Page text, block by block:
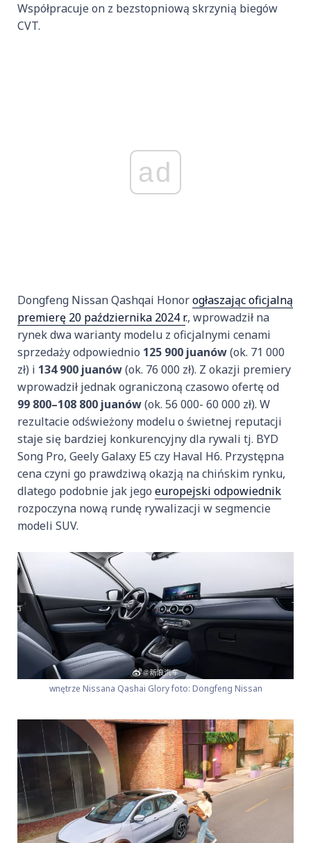
Współpracuje on z bezstopniową skrzynią biegów
CVT.
ad
Dongfeng Nissan Qashqai Honorogłaszając oficjalną
premierę 20 października 2024 r., wprowadził na
rynek dwa warianty modelu z oficjalnymi cenami
sprzedaży odpowiednio 125 900 juanów(ok. 71 000
zł) i 134 900 juanów(ok. 76 000 zł). Z okazji premiery
wprowadził jednak ograniczoną czasowo ofertę od
99 800–108 800 juanów(ok. 56 000- 60 000 zł). W
rezultacie odświeżony modelu o świetnej reputacji
staje się bardziej konkurencyjny dla rywali tj. BYD
Song Pro, Geely Galaxy E5 czy Haval H6. Przystępna
cena czyni go prawdziwą okazją na chińskim rynku,
dlatego podobnie jak jego europejski odpowiednik
rozpoczyna nową rundę rywalizacji w segmencie
modeli SUV.
wnętrze Nissana Qashai Glory foto: Dongfeng Nissan